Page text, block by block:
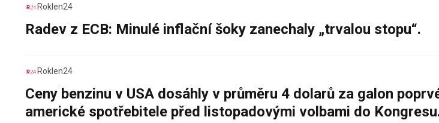
Roklen24
Radev z ECB: Minulé inflační šoky zanechaly „trvalou stopu“.
Roklen24
Ceny benzinu v USA dosáhly v průměru 4 dolarů za galon
americké spotřebitele před listopadovými volbami do